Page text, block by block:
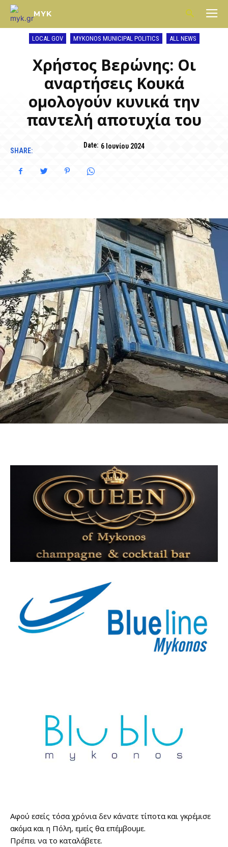
MYK
LOCAL GOV MYKONOS MUNICIPAL POLITICS ALL NEWS
Χρήστος Βερώνης: Οι
αναρτήσεις Κουκά
ομολογούν κυνικά την
παντελή αποτυχία του
Date: 6 Ιουνίου 2024
SHARE:
Αφού εσείς τόσα χρόνια δεν κάνατε τίποτα και γκρέμισε
ακόμα και η Πόλη, εμείς θα επέμβουμε.
Πρέπει να το καταλάβετε.